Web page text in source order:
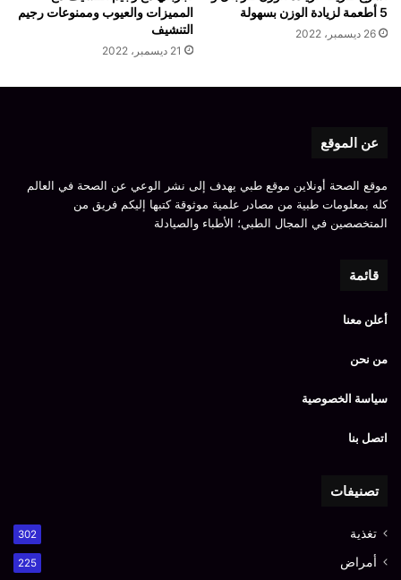
5 أطعمة لزيادة الوزن بسهولة
26 ديسمبر، 2022
المميزات والعيوب وممنوعات رجيم
التنشيف
21 ديسمبر، 2022
عن الموقع
موقع الصحة أونلاين موقع طبي يهدف إلى نشر الوعي عن الصحة في العالم
كله بمعلومات طبية من مصادر علمية موثوقة كتبها إليكم فريق من
المتخصصين في المجال الطبي؛ الأطباء والصيادلة
قائمة
أعلن معنا
من نحن
سياسة الخصوصية
اتصل بنا
تصنيفات
تغذية 302
أمراض 225